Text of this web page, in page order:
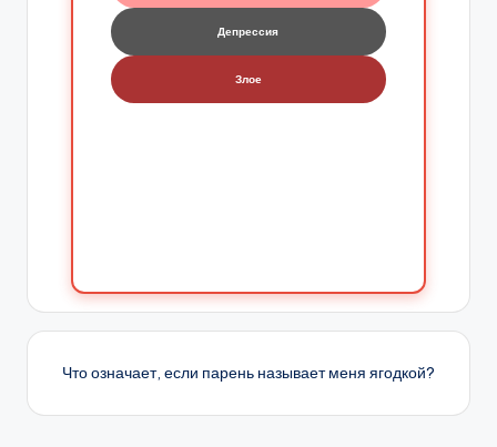
Депрессия
Злое
Что означает, если парень называет меня ягодкой?